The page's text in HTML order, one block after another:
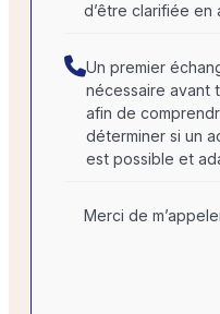
d’être clarifiée en
Un premier
nécessaire avant
afin de
déterminer si un
est possible et
Merci de